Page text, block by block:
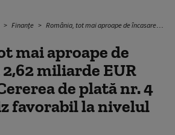
Finanțe România, tot mai aproape de încasarea a 2,62 miliarde EUR din PNRR. Cererea de plată nr. 4 a primit aviz favorabil la nivelul UE
mai aproape de
miliarde EUR
de plată nr. 4
favorabil la nivelul